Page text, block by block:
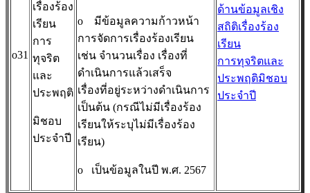
o31
เรื่องร้อง
เรียน
การ
ทุจริต
และ
ประพฤติ
มิชอบ
ประจำปี
o มีข้อมูลความก้าวหน้า
การจัดการเรื่องร้องเรียน
เช่น จำนวนเรื่อง เรื่องที่
ดำเนินการแล้วเสร็จ
เรื่องที่อยู่ระหว่างดำเนินการ
เป็นต้น (กรณีไม่มีเรื่องร้อง
เรียนให้ระบุไม่มีเรื่องร้อง
เรียน)
o เป็นข้อมูลในปี พ.ศ. 2567
ด้านข้อมูลเชิง
สถิติเรื่องร้อง
เรียน
การทุจริตและ
ประพฤติมิชอบ
ประจำปี